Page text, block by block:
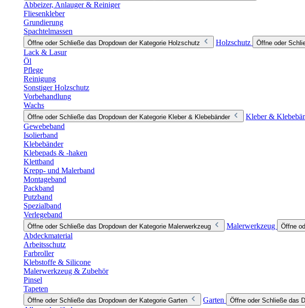
Abbeizer, Anlauger & Reiniger
Fliesenkleber
Grundierung
Spachtelmassen
Öffne oder Schließe das Dropdown der Kategorie Holzschutz Holzschutz Öffne oder
Lack & Lasur
Öl
Pflege
Reinigung
Sonstiger Holzschutz
Vorbehandlung
Wachs
Öffne oder Schließe das Dropdown der Kategorie Kleber & Klebebänder Kleber &
Gewebeband
Isolierband
Klebebänder
Klebepads & -haken
Klettband
Krepp- und Malerband
Montageband
Packband
Putzband
Spezialband
Verlegeband
Öffne oder Schließe das Dropdown der Kategorie Malerwerkzeug Malerwerkzeug Öffne
Abdeckmaterial
Arbeitsschutz
Farbroller
Klebstoffe & Silicone
Malerwerkzeug & Zubehör
Pinsel
Tapeten
Öffne oder Schließe das Dropdown der Kategorie Garten Garten Öffne oder Schließe das